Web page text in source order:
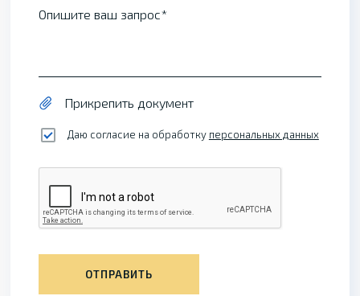
Опишите ваш запрос
Прикрепить документ
Даю согласие на обработку персональных данных
ОТПРАВИТЬ